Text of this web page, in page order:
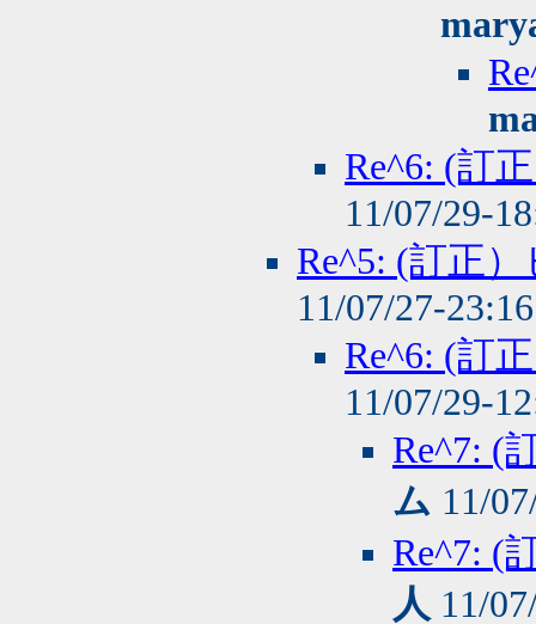
Re^6: (訂
11/07/29-
Re^5: (訂正
11/07/27-
Re^6: (訂
11/07/29-
Re^7: (
ム 11/
Re^7: (
人 11/